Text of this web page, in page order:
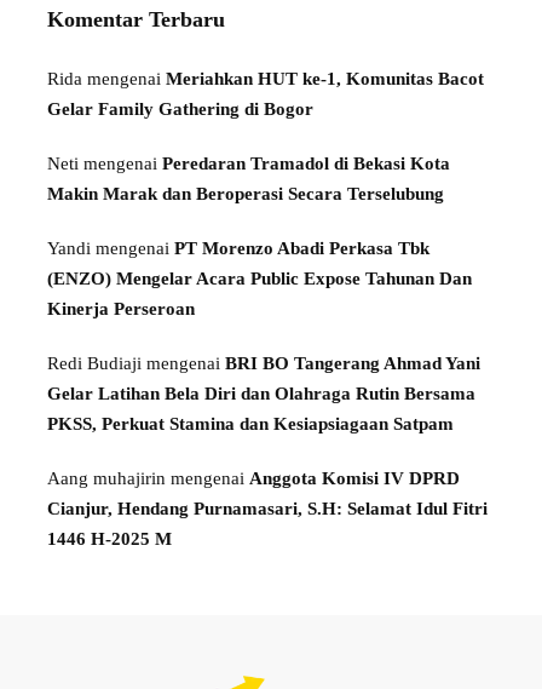
Komentar Terbaru
Rida mengenai Meriahkan HUT ke-1, Komunitas Bacot
Gelar Family Gathering di Bogor
Neti mengenai Peredaran Tramadol di Bekasi Kota
Makin Marak dan Beroperasi Secara Terselubung
Yandi mengenai PT Morenzo Abadi Perkasa Tbk
(ENZO) Mengelar Acara Public Expose Tahunan Dan
Kinerja Perseroan
Redi Budiaji mengenai BRI BO Tangerang Ahmad Yani
Gelar Latihan Bela Diri dan Olahraga Rutin Bersama
PKSS, Perkuat Stamina dan Kesiapsiagaan Satpam
Aang muhajirin mengenai Anggota Komisi IV DPRD
Cianjur, Hendang Purnamasari, S.H: Selamat Idul Fitri
1446 H-2025 M